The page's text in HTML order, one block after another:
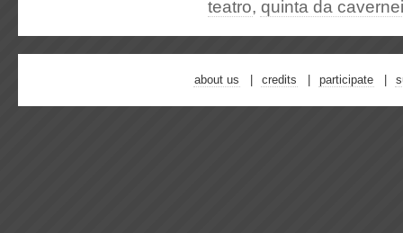
teatro, quinta da
about us credits participate